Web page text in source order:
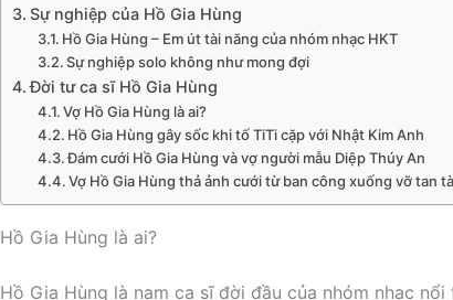
Sự nghiệp của Hồ Gia Hùng
Hồ Gia Hùng – Em út tài năng của nhóm nhạc HKT
Sự nghiệp solo không như mong đợi
Đời tư ca sĩ Hồ Gia Hùng
Vợ Hồ Gia Hùng là ai?
Hồ Gia Hùng gây sốc khi tố TiTi cặp với Nhật Kim Anh
Đám cưới Hồ Gia Hùng và vợ người mẫu Diệp Thúy An
Vợ Hồ Gia Hùng thả ảnh cưới từ ban công xuống vỡ tan
Hồ Gia Hùng là ai?
Hồ Gia Hùng là nam ca sĩ đời đầu của nhóm nhạc